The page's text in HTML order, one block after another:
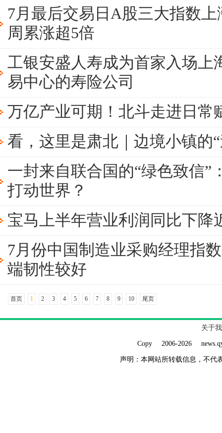
7月最后交易日A股三大指数
周累涨超5倍
工银安盛人寿成为首家入场上
易中心的寿险公司
万亿产业可期！北斗走进日常
看，这里是肃北｜边境小镇的
一封来自联合国的“绿色致信”
打动世界？
宝马上半年营业利润同比下降
7月份中国制造业采购经理指
端韧性较好
首页 1 2 3 4 5 6 7 8 9 10 尾页
关于
Copy 2006-2026
声明：本网站所转载信息，不代